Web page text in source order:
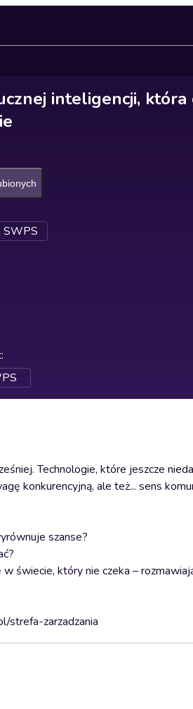
inteligencji, która
SWPS
:
Technologie, które jeszcze
konkurencyjną, ale też... sens
szanse?
świecie, który nie czeka –
strefa-zarzadzania